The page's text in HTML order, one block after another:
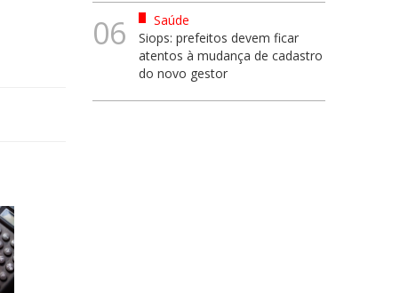
06
Saúde
Siops: prefeitos devem ficar
atentos à mudança de cadastro
do novo gestor